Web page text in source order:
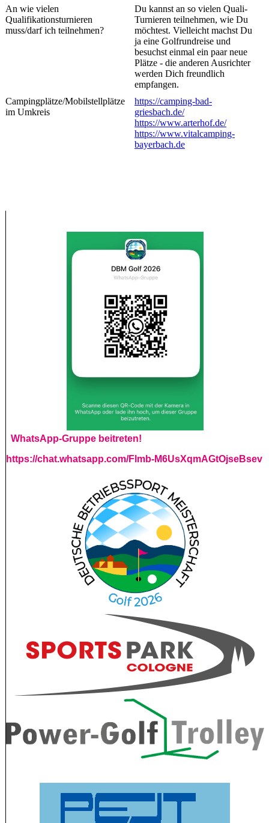
An wie vielen
Qualifikationsturnieren
muss/darf ich teilnehmen?
Du kannst an so vielen Quali-
Turnieren teilnehmen, wie Du
möchtest. Vielleicht machst Du
ja eine Golfrundreise und
besuchst einmal ein paar neue
Plätze - die anderen Ausrichter
werden Dich freundlich
empfangen.
Campingplätze/Mobilstellplätze
im Umkreis
https://camping-bad-
griesbach.de/
https://www.arterhof.de/
https://www.vitalcamping-
bayerbach.de
WhatsApp-Gruppe beitreten!
https://chat.whatsapp.com/Flmb-M6UsXqmAGtOjseBsev